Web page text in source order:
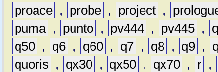
proace , probe , project ,
puma , punto , pv444 , pv445 ,
q50 , q6 , q60 , q7 , q8 , q9 ,
quoris
, qx30 , qx50 , qx70 , r ,